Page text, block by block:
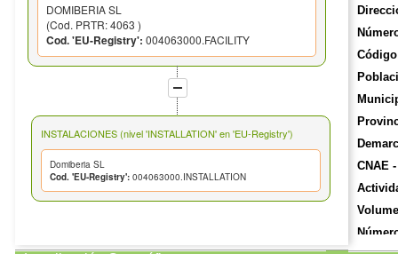
DOMIBERIA SL
(Cod. PRTR: 4063 )
Cod. 'EU-Registry': 004063000.FACILITY
INSTALACIONES (nivel 'INSTALLATION' en 'EU-Registry')
Domiberia SL
Cod. 'EU-Registry': 004063000.INSTALLATION
CNAE